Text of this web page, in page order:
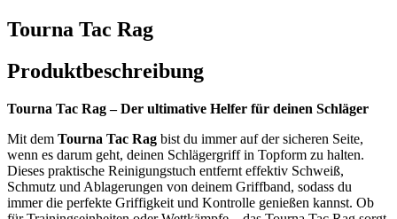
Tourna Tac Rag
Produktbeschreibung
Tourna Tac Rag – Der ultimative Helfer für deinen Schläger
Mit dem Tourna Tac Rag bist du immer auf der sicheren Seite,
wenn es darum geht, deinen Schlägergriff in Topform zu halten.
Dieses praktische Reinigungstuch entfernt effektiv Schweiß,
Schmutz und Ablagerungen von deinem Griffband, sodass du
immer die perfekte Griffigkeit und Kontrolle genießen kannst. Ob